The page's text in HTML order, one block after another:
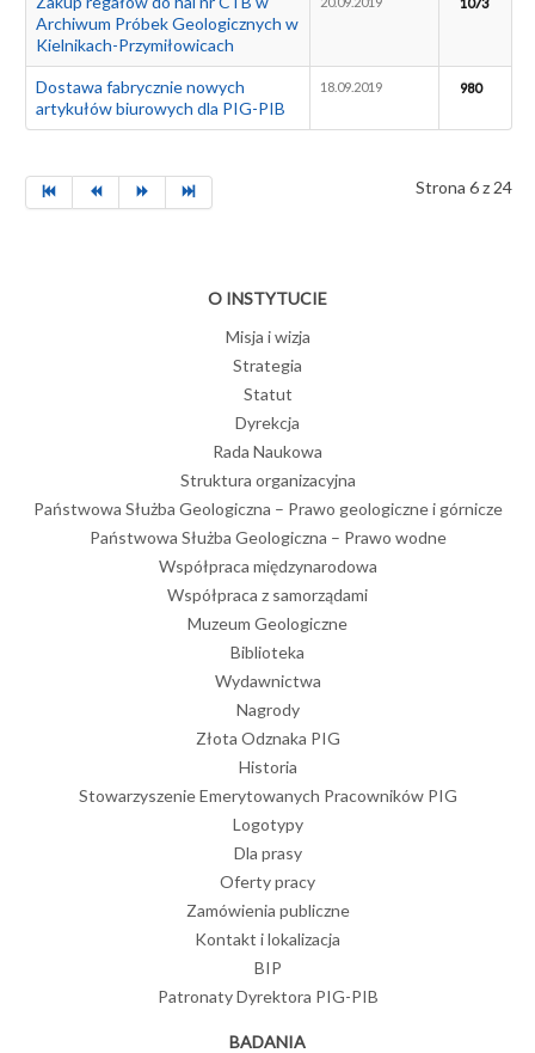
Archiwum Próbek Geologicznych w
Kielnikach-Przymiłowicach
Dostawa fabrycznie nowych
artykułów biurowych dla PIG-PIB
18.09.2019 980
Strona 6 z 24
O INSTYTUCIE
Misja i wizja
Strategia
Statut
Dyrekcja
Rada Naukowa
Struktura organizacyjna
Państwowa Służba Geologiczna – Prawo geologiczne i górnicze
Państwowa Służba Geologiczna – Prawo wodne
Współpraca międzynarodowa
Współpraca z samorządami
Muzeum Geologiczne
Biblioteka
Wydawnictwa
Nagrody
Złota Odznaka PIG
Historia
Stowarzyszenie Emerytowanych Pracowników PIG
Logotypy
Dla prasy
Oferty pracy
Zamówienia publiczne
Kontakt i lokalizacja
BIP
Patronaty Dyrektora PIG-PIB
BADANIA